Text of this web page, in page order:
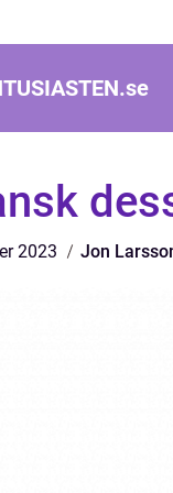
se
2023 Jon